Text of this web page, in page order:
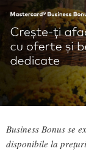
Business Bonus se
disponibile la